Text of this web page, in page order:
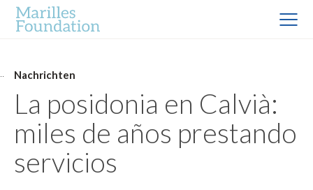
Nachrichten
La posidonia en Calvià:
miles de años prestando
servicios